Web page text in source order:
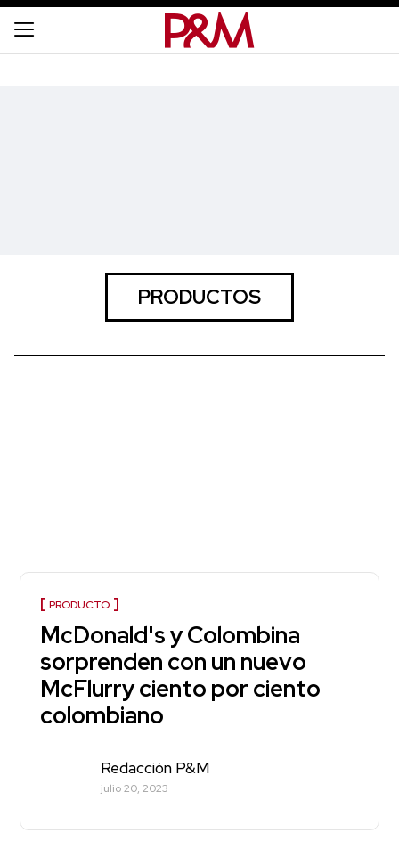
PRODUCTOS
PRODUCTO
McDonald's y Colombina
sorprenden con un nuevo
McFlurry ciento por ciento
colombiano
Redacción P&M
julio 20, 2023